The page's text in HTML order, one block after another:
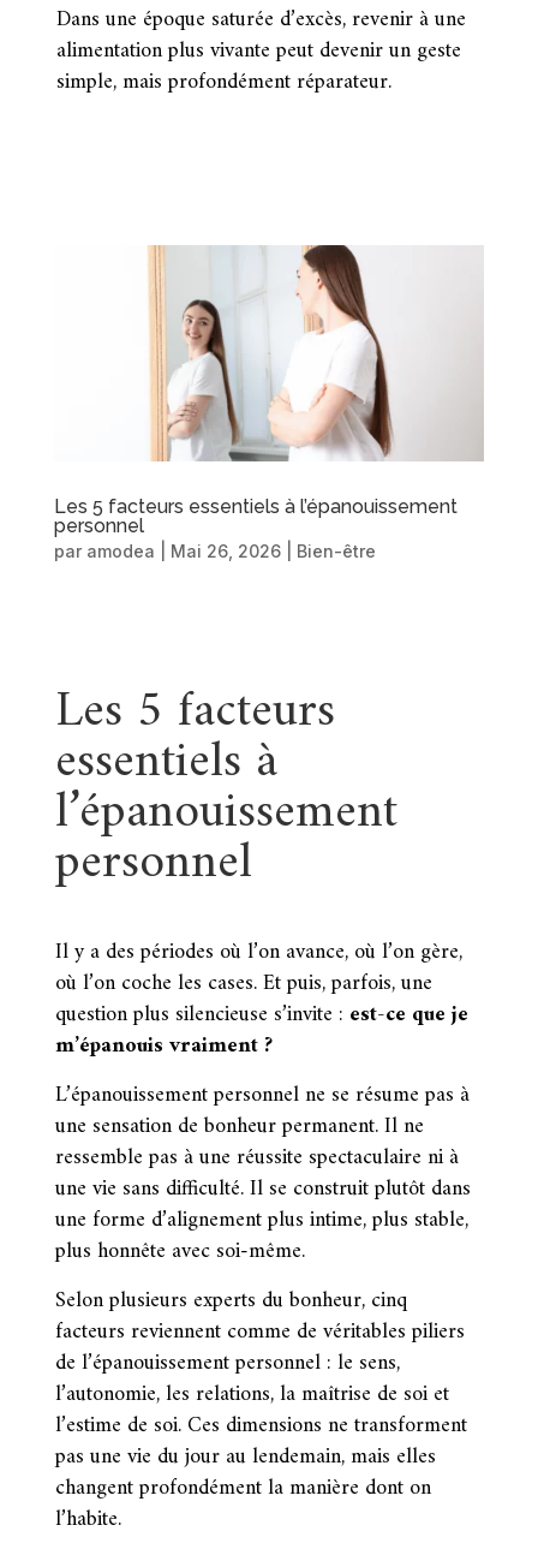
Dans une époque saturée d’excès, revenir à une
alimentation plus vivante peut devenir un geste
simple, mais profondément réparateur.
Les 5 facteurs essentiels à l’épanouissement
personnel
par amodea Mai 26, 2026| Bien-être
Les 5 facteurs
essentiels à
l’épanouissement
personnel
Il y a des périodes où l’on avance, où l’on gère,
où l’on coche les cases. Et puis, parfois, une
question plus silencieuse s’invite : est-ce que je
m’épanouis vraiment ?
L’épanouissement personnel ne se résume pas à
une sensation de bonheur permanent. Il ne
ressemble pas à une réussite spectaculaire ni à
une vie sans difficulté. Il se construit plutôt dans
une forme d’alignement plus intime, plus stable,
plus honnête avec soi-même.
Selon plusieurs experts du bonheur, cinq
facteurs reviennent comme de véritables piliers
de l’épanouissement personnel : le sens,
l’autonomie, les relations, la maîtrise de soi et
l’estime de soi. Ces dimensions ne transforment
pas une vie du jour au lendemain, mais elles
changent profondément la manière dont on
l’habite.